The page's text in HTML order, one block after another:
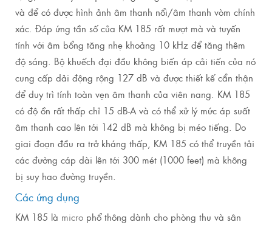
và để có được hình ảnh âm thanh nổi/âm thanh vòm chính
xác. Đáp ứng tần số của KM 185 rất mượt mà và tuyến
tính với âm bổng tăng nhẹ khoảng 10 kHz để tăng thêm
độ sáng. Bộ khuếch đại đầu không biến áp cải tiến của nó
cung cấp dải động rộng 127 dB và được thiết kế cẩn thận
để duy trì tính toàn vẹn âm thanh của viên nang. KM 185
có độ ồn rất thấp chỉ 15 dB-A và có thể xử lý mức áp suất
âm thanh cao lên tới 142 dB mà không bị méo tiếng. Do
giai đoạn đầu ra trở kháng thấp, KM 185 có thể truyền tải
các đường cáp dài lên tới 300 mét (1000 feet) mà không
bị suy hao đường truyền.
Các ứng dụng
KM 185 là micro phổ thông dành cho phòng thu và sân